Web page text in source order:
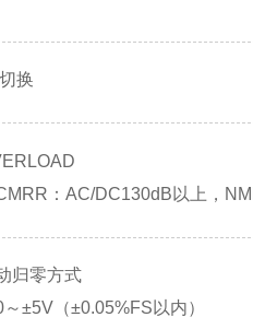
换
：AC/DC130dB以上，
归零方式
±5V（±0.05%FS以内）